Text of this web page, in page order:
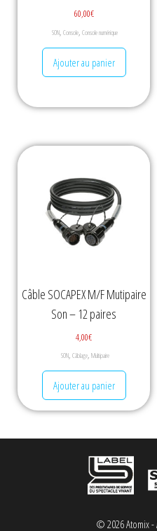
60,00€
SON, Console, Console numérique
Ajouter au panier
Câble SOCAPEX M/F Mutipaire
Son – 12 paires
4,00€
SON, Câblage, Multipaire
Ajouter au panier
© 2026 Atomix -